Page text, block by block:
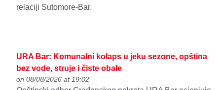
relaciji Sutomore-Bar.
URA Bar: Komunalni kolaps u jeku sezone, opština
bez vode, struje i čiste obale
on 08/08/2026 at 19:02